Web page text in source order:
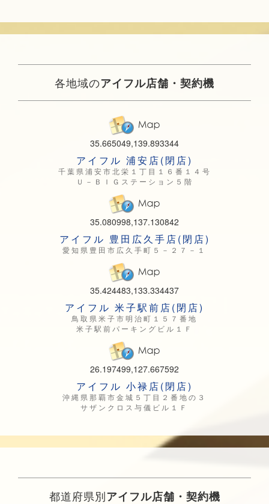
各地域のアイフル店舗・契約機
35.665049,139.893344
アイフル 浦安店(閉店)
千葉県浦安市北栄１丁目１６番１４号
Ｕ－ＢＩＧステーション５階
35.080998,137.130842
アイフル 豊田広久手店(閉店)
愛知県豊田市広久手町５－２７－１
35.424483,133.334437
アイフル 米子駅前店(閉店)
鳥取県米子市明治町１５７番地
米子駅前パーキングビル１Ｆ
26.197499,127.667592
アイフル 小禄店(閉店)
沖縄県那覇市金城５丁目２番地の３
サザンクロス与儀ビル１Ｆ
都道府県別アイフル店舗・契約機